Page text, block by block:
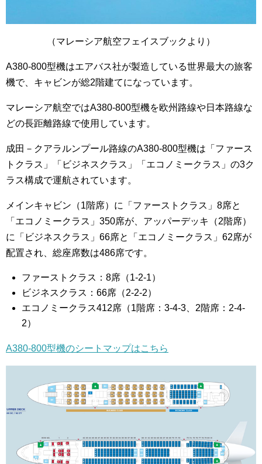
（マレーシア航空フェイスブックより）
A380-800型機はエアバス社が製造している世界最大の旅客
機で、キャビンが総2階建てになっています。
マレーシア航空ではA380-800型機を欧州路線や日本路線な
どの長距離路線で使用しています。
成田－クアラルンプール路線のA380-800型機は「ファース
トクラス」「ビジネスクラス」「エコノミークラス」の3ク
ラス構成で運航されています。
メインキャビン（1階席）に「ファーストクラス」8席と
「エコノミークラス」350席が、アッパーデッキ（2階席）
に「ビジネスクラス」66席と「エコノミークラス」62席が
配置され、総座席数は486席です。
ファーストクラス：8席（1-2-1）
ビジネスクラス：66席（2-2-2）
エコノミークラス412席（1階席：3-4-3、2階席：2-4-
2）
A380-800型機のシートマップはこちら